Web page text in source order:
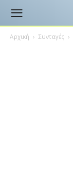
Αρχική Συνταγές